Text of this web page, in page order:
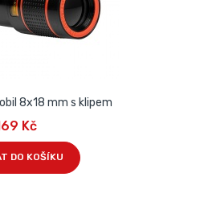
8x18 mm s klipem
Kč
DO KOŠÍKU